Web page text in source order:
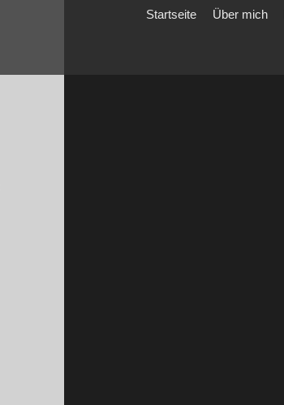
Startseite Über mich